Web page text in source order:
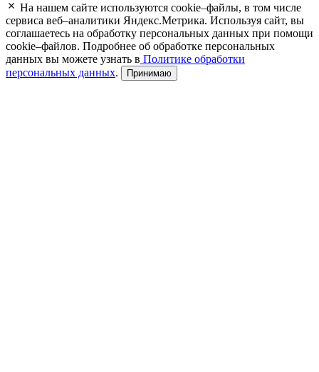
На нашем сайте используются cookie–файлы, в том числе
сервиса веб–аналитики Яндекс.Метрика. Используя сайт, вы
соглашаетесь на обработку персональных данных при помощи
cookie–файлов. Подробнее об обработке персональных
данных вы можете узнать в Политике обработки
персональных данных. Принимаю